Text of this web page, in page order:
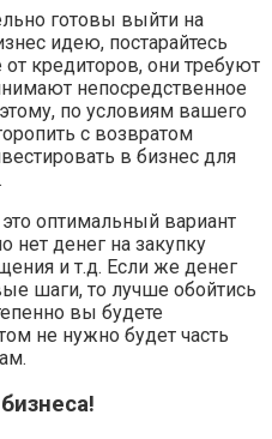
готовы выйти на
идею, постарайтесь
от кредиторов, они требуют
непосредственное
по условиям вашего
с возвратом
в бизнес для
оптимальный вариант
нет денег на закупку
и т.д. Если же денег
шаги, то лучше обойтись
вы будете
не нужно будет часть